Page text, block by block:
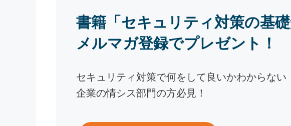
書籍「セキュリティ対策の基礎
メルマガ登録でプレゼント！
セキュリティ対策で何をして良いかわからない
企業の情シス部門の方必見！